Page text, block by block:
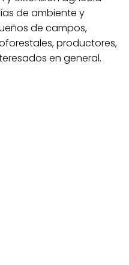
de ambiente y
de campos,
productores,
en general.